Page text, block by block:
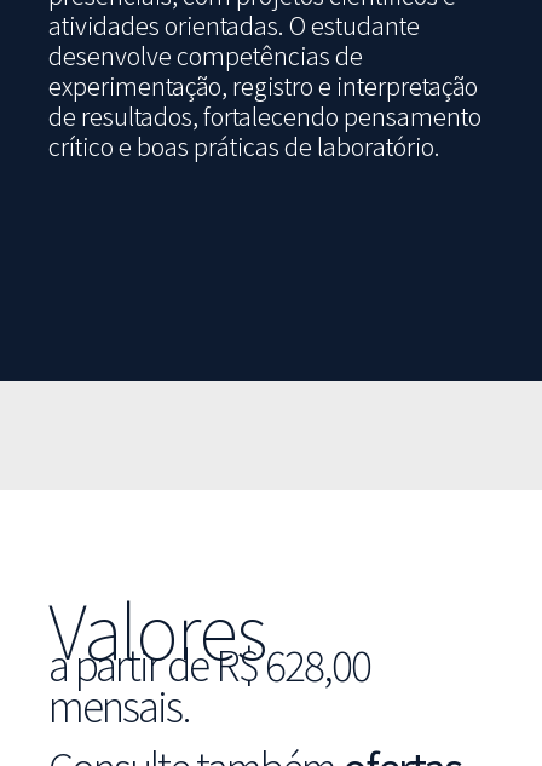
atividades orientadas. O estudante
desenvolve competências de
experimentação, registro e interpretação
de resultados, fortalecendo pensamento
crítico e boas práticas de laboratório.
Valores
a partir de R$ 628,00
mensais.